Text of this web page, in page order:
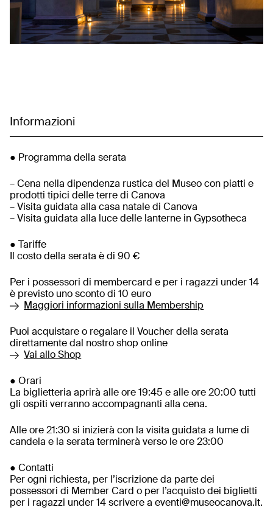
Informazioni
● Programma della serata
– Cena nella dipendenza rustica del Museo con piatti e
prodotti tipici delle terre di Canova
– Visita guidata alla casa natale di Canova
– Visita guidata alla luce delle lanterne in Gypsotheca
● Tariffe
Il costo della serata è di 90 €
Per i possessori di membercard e per i ragazzi under 14
è previsto uno sconto di 10 euro
Maggiori informazioni sulla Membership
Puoi acquistare o regalare il Voucher della serata
direttamente dal nostro shop online
Vai allo Shop
● Orari
La biglietteria aprirà alle ore 19:45 e alle ore 20:00 tutti
gli ospiti verranno accompagnanti alla cena.
Alle ore 21:30 si inizierà con la visita guidata a lume di
candela e la serata terminerà verso le ore 23:00
● Contatti
Per ogni richiesta, per l’iscrizione da parte dei
possessori di Member Card o per l’acquisto dei biglietti
per i ragazzi under 14 scrivere a eventi@museocanova.it.